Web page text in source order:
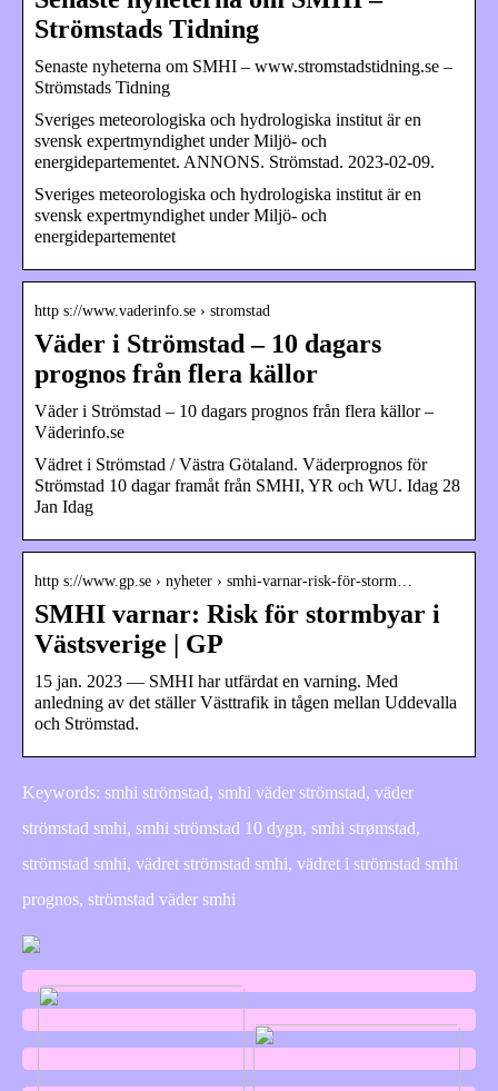
Strömstads Tidning
Senaste nyheterna om SMHI – www.stromstadstidning.se –
Strömstads Tidning
Sveriges meteorologiska och hydrologiska institut är en
svensk expertmyndighet under Miljö- och
energidepartementet. ANNONS. Strömstad. 2023-02-09.
Sveriges meteorologiska och hydrologiska institut är en
svensk expertmyndighet under Miljö- och
energidepartementet
http s://www.vaderinfo.se › stromstad
Väder i Strömstad – 10 dagars
prognos från flera källor
Väder i Strömstad – 10 dagars prognos från flera källor –
Väderinfo.se
Vädret i Strömstad / Västra Götaland. Väderprognos för
Strömstad 10 dagar framåt från SMHI, YR och WU. Idag 28
Jan Idag
http s://www.gp.se › nyheter › smhi-varnar-risk-för-storm…
SMHI varnar: Risk för stormbyar i
Västsverige | GP
15 jan. 2023 — SMHI har utfärdat en varning. Med
anledning av det ställer Västtrafik in tågen mellan Uddevalla
och Strömstad.
Keywords: smhi strömstad, smhi väder strömstad, väder
strömstad smhi, smhi strömstad 10 dygn, smhi strømstad,
strömstad smhi, vädret strömstad smhi, vädret i strömstad smhi
prognos, strömstad väder smhi